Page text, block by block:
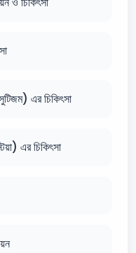
এর চিকিৎসা
এর চিকিৎসা